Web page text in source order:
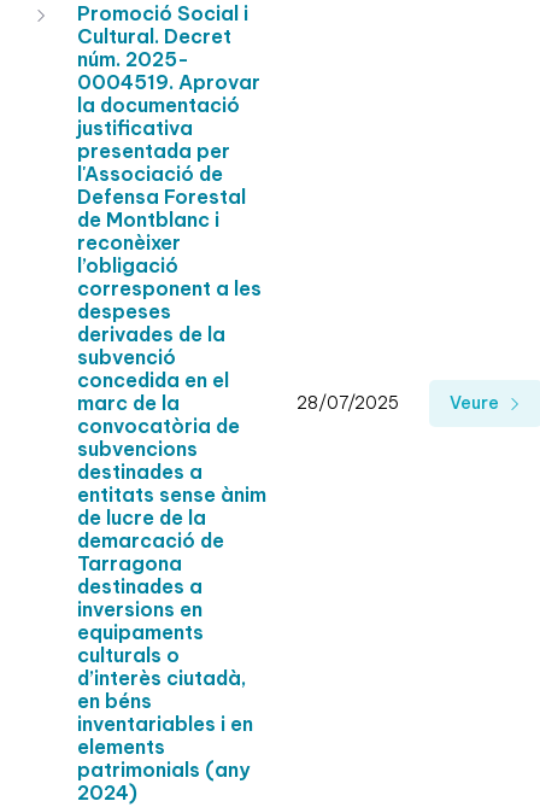
Promoció Social i
Cultural. Decret
núm. 2025-
0004519. Aprovar
la documentació
justificativa
presentada per
l'Associació de
Defensa Forestal
de Montblanc i
reconèixer
l’obligació
corresponent a les
despeses
derivades de la
subvenció
concedida en el
marc de la
convocatòria de
subvencions
destinades a
entitats sense ànim
de lucre de la
demarcació de
Tarragona
destinades a
inversions en
equipaments
culturals o
d’interès ciutadà,
en béns
inventariables i en
elements
patrimonials (any
2024)
28/07/2025 Veure